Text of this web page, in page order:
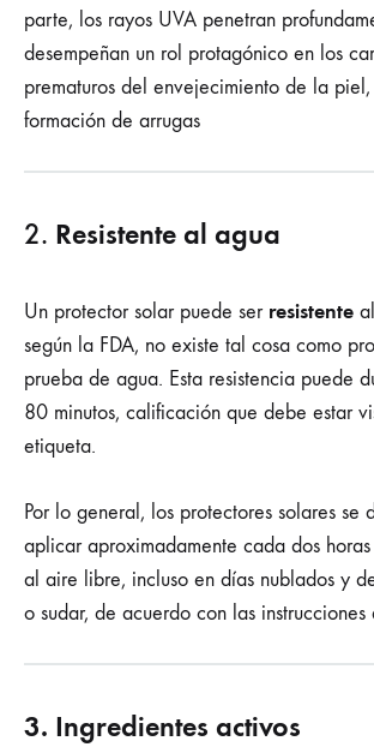
parte, los rayos UVA penetran
desempeñan un rol protagónico en los
prematuros del envejecimiento de la
formación de arrugas
2. Resistente al agua
Un protector solar puede ser resistente
según la FDA, no existe tal cosa como
prueba de agua. Esta resistencia puede
80 minutos, calificación que debe estar
etiqueta.
Por lo general, los protectores solares se
aplicar aproximadamente cada dos
al aire libre, incluso en días nublados y
o sudar, de acuerdo con las
3. Ingredientes activos